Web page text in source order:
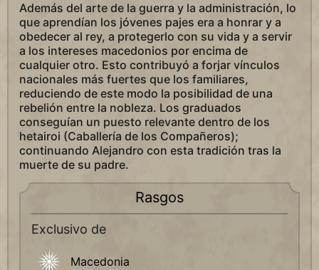
Además del arte de la guerra y la administración, lo
que aprendían los jóvenes pajes era a honrar y a
obedecer al rey, a protegerlo con su vida y a servir
a los intereses macedonios por encima de
cualquier otro. Esto contribuyó a forjar vínculos
nacionales más fuertes que los familiares,
reduciendo de este modo la posibilidad de una
rebelión entre la nobleza. Los graduados
conseguían un puesto relevante dentro de los
hetairoi (Caballería de los Compañeros);
continuando Alejandro con esta tradición tras la
muerte de su padre.
Rasgos
Exclusivo de
Macedonia